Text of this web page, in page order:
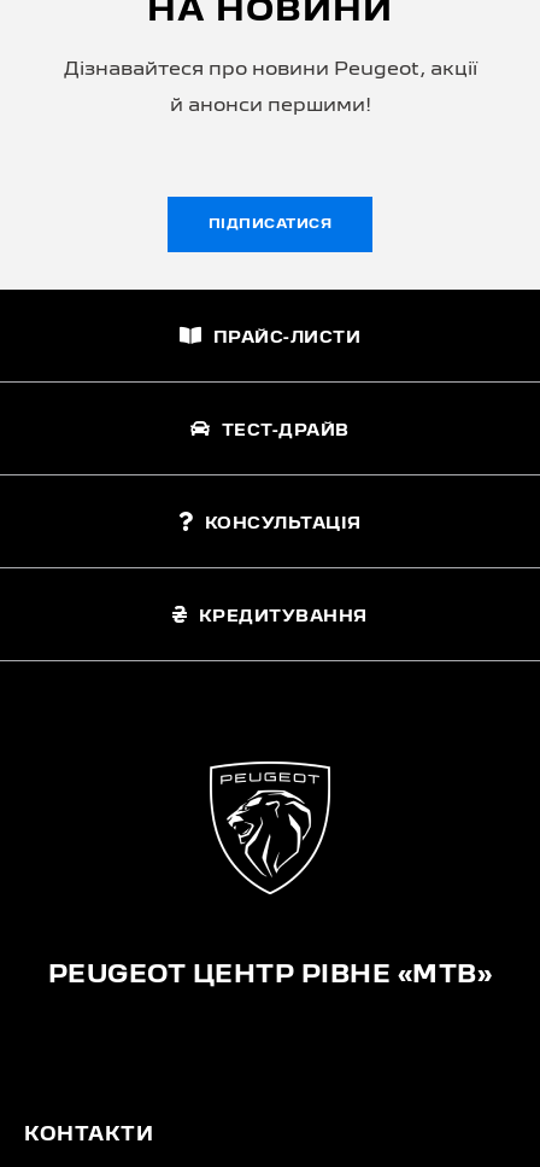
НА НОВИНИ
Дізнавайтеся про новини Peugeot, акції
й анонси першими!
ПІДПИСАТИСЯ
ПРАЙС-ЛИСТИ
ТЕСТ-ДРАЙВ
КОНСУЛЬТАЦІЯ
КРЕДИТУВАННЯ
PEUGEOT ЦЕНТР РІВНЕ «МТВ»
КОНТАКТИ